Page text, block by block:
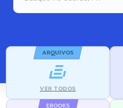
ARQUIVOS
VER TODOS
EBOOKS